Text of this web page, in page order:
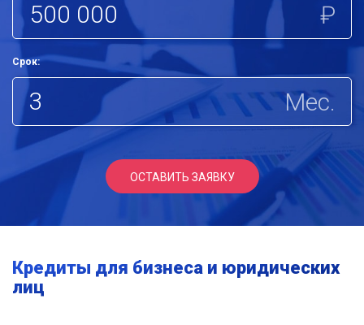
₽
Срок:
Мес.
ОСТАВИТЬ ЗАЯВКУ
Кредиты для бизнеса и юридических
лиц